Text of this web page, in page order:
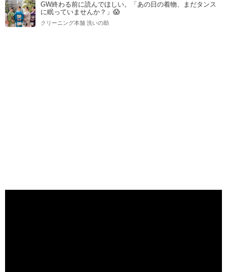
GW終わる前に読んでほしい。「あの日の着物、まだタンス
に眠っていませんか？」😱
クリーニング本舗 洗いの助